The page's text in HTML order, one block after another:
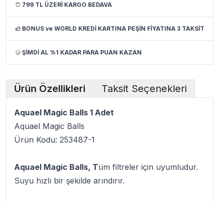
799 TL ÜZERİ KARGO BEDAVA
BONUS ve WORLD KREDİ KARTINA PEŞİN FİYATINA 3 TAKSİT
ŞİMDİ AL %1 KADAR PARA PUAN KAZAN
Ürün Özellikleri Taksit Seçenekleri
Aquael Magic Balls 1 Adet
Aquael Magic Balls
Ürün Kodu: 253487-1
Aquael Magic Balls, Tüm filtreler için uyumludur.
Suyu hızlı bir şekilde arındırır.